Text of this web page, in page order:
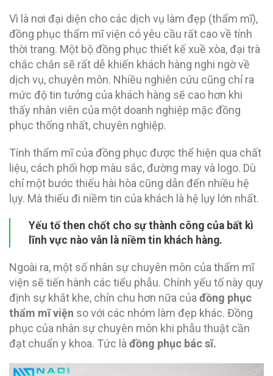
Vì là nơi đại diện cho các dịch vụ làm đẹp (thẩm mĩ),
đồng phục thẩm mĩ viện có yêu cầu rất cao về tính
thời trang. Một bộ đồng phục thiết kế xuề xòa, đại trà
chắc chắn sẽ rất dễ khiến khách hàng nghi ngờ về
dịch vụ, chuyên môn. Nhiều nghiên cứu cũng chỉ ra
mức độ tin tưởng của khách hàng sẽ cao hơn khi
thấy nhân viên của một doanh nghiệp mặc đồng
phục thống nhất, chuyên nghiệp.
Tính thẩm mĩ của đồng phục được thể hiện qua chất
liệu, cách phối hợp màu sắc, đường may và logo. Dù
chỉ một bước thiếu hài hòa cũng dẫn đến nhiều hệ
lụy. Mà thiếu đi niềm tin của khách là hệ lụy lớn nhất.
Yếu tố then chốt cho sự thành công của bất kì
lĩnh vực nào vẫn là niềm tin khách hàng.
Ngoài ra, một số nhân sự chuyên môn của thẩm mĩ
viện sẽ tiến hành các tiểu phẫu. Chính yếu tố này quy
định sự khắt khe, chỉn chu hơn nữa của đồng phục
thẩm mĩ viện so với các nhóm làm đẹp khác. Đồng
phục của nhân sự chuyên môn khi phẫu thuật cần
đạt chuẩn y khoa. Tức là đồng phục bác sĩ.